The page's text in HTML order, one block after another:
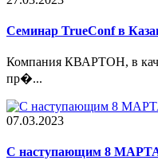
Семинар TrueConf в
Компания КВАРТОН, в
пр�...
07.03.2023
С наступающим 8